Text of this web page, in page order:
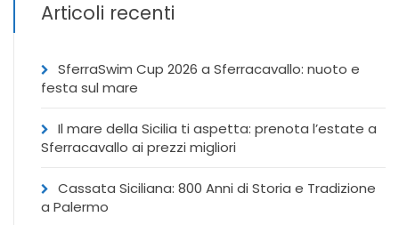
Articoli recenti
SferraSwim Cup 2026 a Sferracavallo: nuoto e
festa sul mare
Il mare della Sicilia ti aspetta: prenota l’estate a
Sferracavallo ai prezzi migliori
Cassata Siciliana: 800 Anni di Storia e Tradizione
a Palermo